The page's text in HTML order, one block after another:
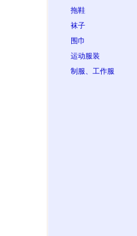
拖鞋
袜子
围巾
运动服装
制服、工作服